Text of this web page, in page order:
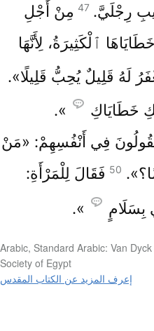
رِجْلَيَّ.47 مِنْ أَجْلِ
ٱلْكَثِيرَةُ، لِأَنَّهَا
لَهُ قَلِيلٌ يُحِبُّ قَلِيلًا».
خَطَايَاكِ ».
فِي أَنْفُسِهِمْ: «مَنْ
50 فَقَالَ لِلْمَرْأَةِ:
بِسَلَامٍ
».
Arabic, Standard Arabic: Van
Society of Egypt
إعرف المزيد عن الكتاب المقدس